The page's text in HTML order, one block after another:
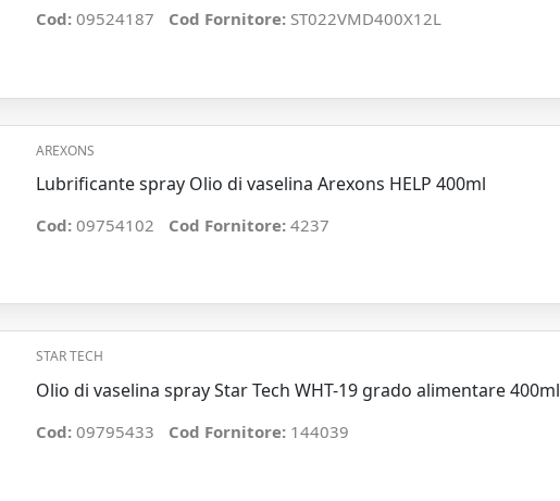
Cod: 09524187 Cod Fornitore: ST022VMD400X12L
AREXONS
Lubrificante spray Olio di vaselina Arexons HELP 400ml
Cod: 09754102 Cod Fornitore: 4237
STAR TECH
Olio di vaselina spray Star Tech WHT-19 grado alimentare 400ml
Cod: 09795433 Cod Fornitore: 144039